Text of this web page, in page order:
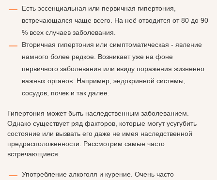
Есть эссенциальная или первичная гипертония,
встречающаяся чаще всего. На неё отводится от 80 до 90
% всех случаев заболевания.
Вторичная гипертония или симптоматическая - явление
намного более редкое. Возникает уже на фоне
первичного заболевания или ввиду поражения жизненно
важных органов. Например, эндокринной системы,
сосудов, почек и так далее.
Гипертония может быть наследственным заболеванием.
Однако существует ряд факторов, которые могут усугубить
состояние или вызвать его даже не имея наследственной
предрасположенности. Рассмотрим самые часто
встречающиеся.
Употребление алкоголя и курение. Очень часто